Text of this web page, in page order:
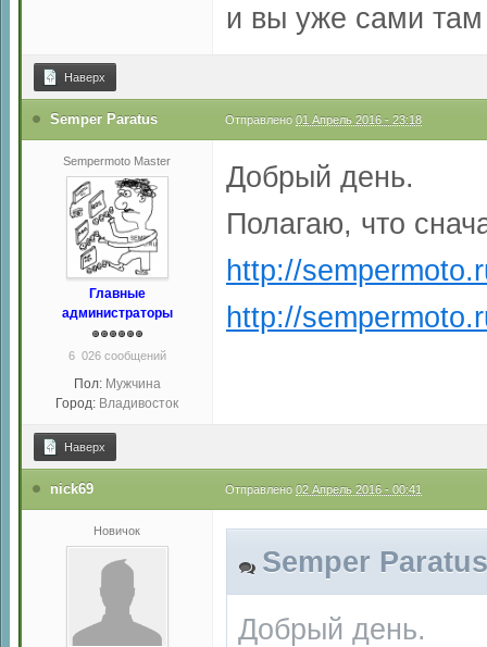
и вы уже сами
Наверх
Semper Paratus Отправлено 01 Апрель 2016 - 23:18
Sempermoto Master
Главные
администраторы
6 026 сообщений
Пол: Мужчина
Город: Владивосток
Добрый день.
Полагаю, что
http://
http://
Наверх
nick69 Отправлено 02 Апрель 2016 - 00:41
Новичок
Semper
Добрый день.